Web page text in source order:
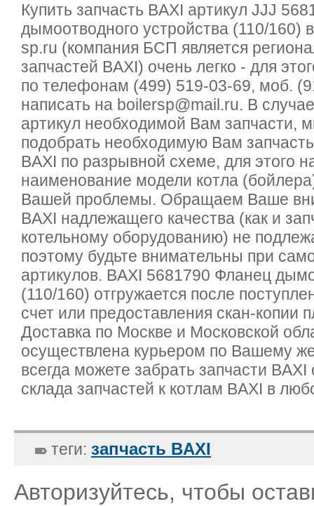
Купить запчасть BAXI артикул JJJ
дымоотводного устройства (110/160)
sp.ru (компания БСП является
запчастей BAXI) очень легко - для
по телефонам (499) 519-03-69, моб.
написать на boilersp@mail.ru. В
артикул необходимой Вам запчасти,
подобрать необходимую Вам
BAXI по разрывной схеме, для этого
наименование модели котла
Вашей проблемы. Обращаем Ваше
BAXI надлежащего качества (как и
котельному оборудованию) не
поэтому будьте внимательны при
артикулов. BAXI 5681790 Фланец
(110/160) отгружается после
счет или предоставления скан-копии
Доставка по Москве и Московской
осуществлена курьером по Вашему
всегда можете забрать запчасти
склада запчастей к котлам BAXI в
теги: запчасть BAXI
Авторизуйтесь, чтобы